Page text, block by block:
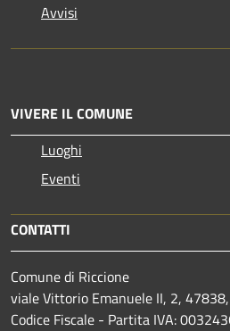
Avvisi
VIVERE IL COMUNE
Luoghi
Eventi
CONTATTI
Comune di Riccione
viale Vittorio Emanuele II, 2,
Codice Fiscale - Partita IVA: